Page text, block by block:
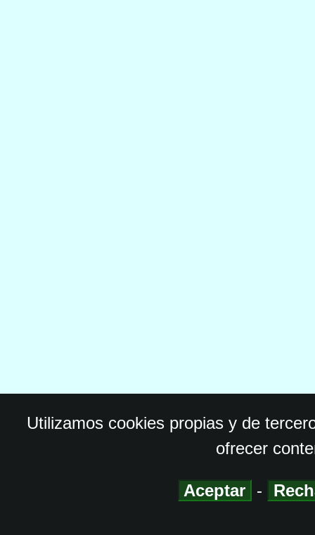
Utilizamos cookies propias y de
ofrecer
Aceptar -